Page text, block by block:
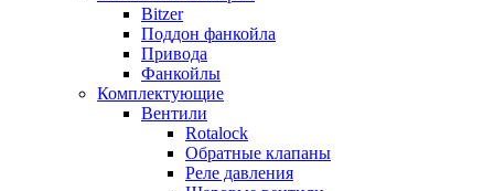
Bitzer
Поддон фанкойла
Привода
Фанкойлы
Комплектующие
Вентили
Rotalock
Обратные клапаны
Реле давления